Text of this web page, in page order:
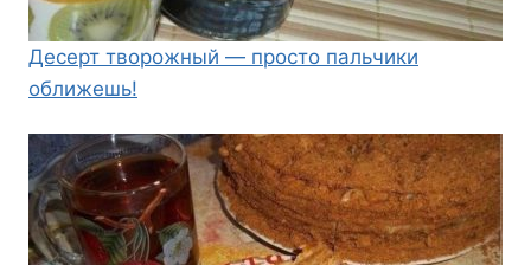
Десерт творожный — просто пальчики
оближешь!